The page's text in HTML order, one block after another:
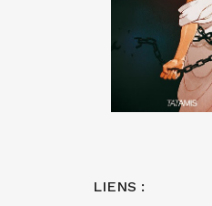
LIENS :